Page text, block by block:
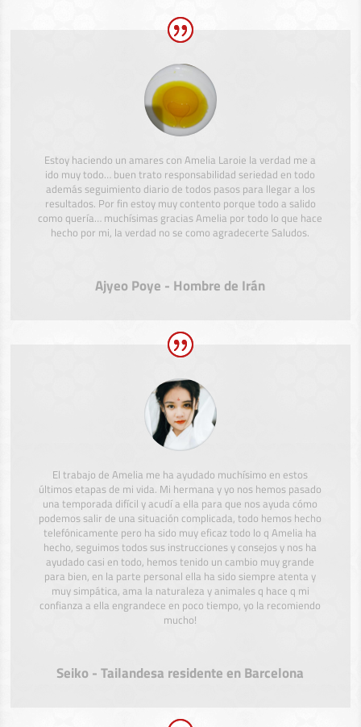
Estoy haciendo un amares con Amelia Laroie la verdad me a
ido muy todo… buen trato responsabilidad seriedad en todo
además seguimiento diario de todos pasos para llegar a los
resultados. Por fin estoy muy contento porque todo a salido
como quería… muchísimas gracias Amelia por todo lo que hace
hecho por mi, la verdad no se como agradecerte Saludos.
Ajyeo Poye - Hombre de Irán
El trabajo de Amelia me ha ayudado muchísimo en estos
últimos etapas de mi vida. Mi hermana y yo nos hemos pasado
una temporada difícil y acudí a ella para que nos ayuda cómo
podemos salir de una situación complicada, todo hemos hecho
telefónicamente pero ha sido muy eficaz todo lo q Amelia ha
hecho, seguimos todos sus instrucciones y consejos y nos ha
ayudado casi en todo, hemos tenido un cambio muy grande
para bien, en la parte personal ella ha sido siempre atenta y
muy simpática, ama la naturaleza y animales q hace q mi
confianza a ella engrandece en poco tiempo, yo la recomiendo
mucho!
Seiko - Tailandesa residente en Barcelona